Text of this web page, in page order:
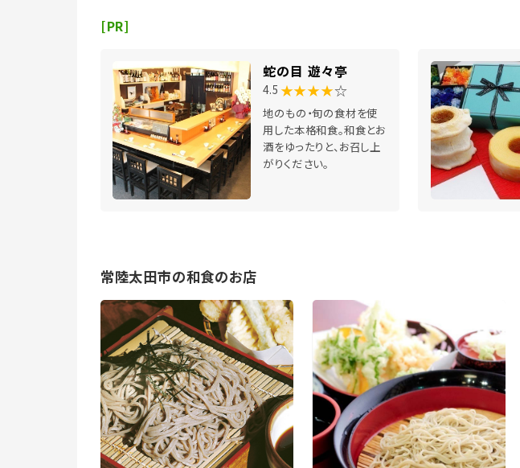
[PR]
蛇の目 遊々亭
4.5 ★★★★☆
地のもの・旬の食材を使
用した本格和食。和食とお
酒をゆったりと、お召し上
がりください。
常陸太田市の和食のお店